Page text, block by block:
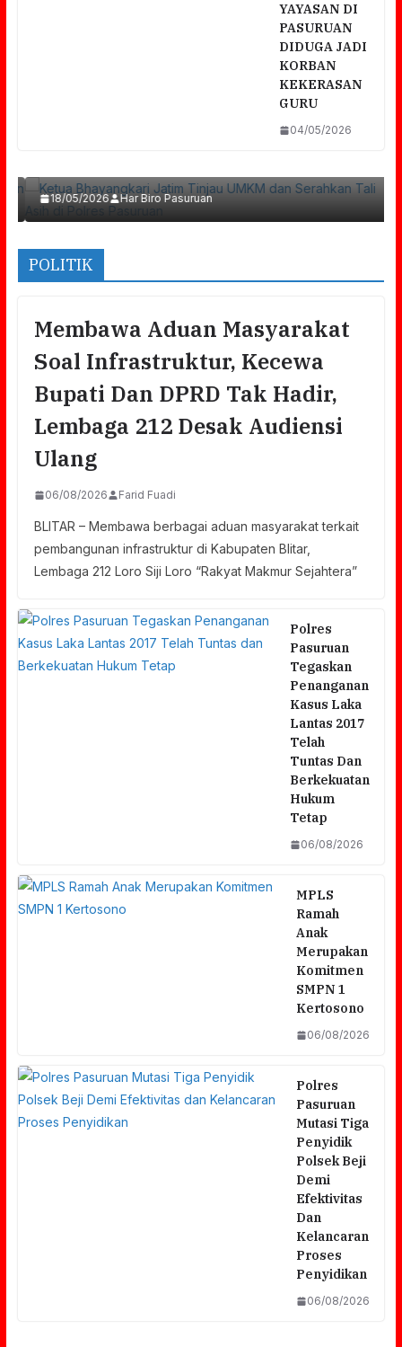
YAYASAN DI
PASURUAN
DIDUGA JADI
KORBAN
KEKERASAN
GURU
04/05/2026
Ketua Bhayangkari Jatim Tinjau UMKM Dan
18/05/2026 Har Biro Pasuruan
POLITIK
Membawa Aduan Masyarakat
Soal Infrastruktur, Kecewa
Bupati Dan DPRD Tak Hadir,
Lembaga 212 Desak Audiensi
Ulang
06/08/2026 Farid Fuadi
BLITAR – Membawa berbagai aduan masyarakat terkait
pembangunan infrastruktur di Kabupaten Blitar,
Lembaga 212 Loro Siji Loro “Rakyat Makmur Sejahtera”
Polres
Pasuruan
Tegaskan
Penanganan
Kasus Laka
Lantas 2017
Telah
Tuntas Dan
Berkekuatan
Hukum
Tetap
06/08/2026
MPLS
Ramah
Anak
Merupakan
Komitmen
SMPN 1
Kertosono
06/08/2026
Polres
Pasuruan
Mutasi Tiga
Penyidik
Polsek Beji
Demi
Efektivitas
Dan
Kelancaran
Proses
Penyidikan
06/08/2026
Kolaborasi EcoHarmony-Ecotheology:
Kemenag Dan FKUB Probolinggo Satukan